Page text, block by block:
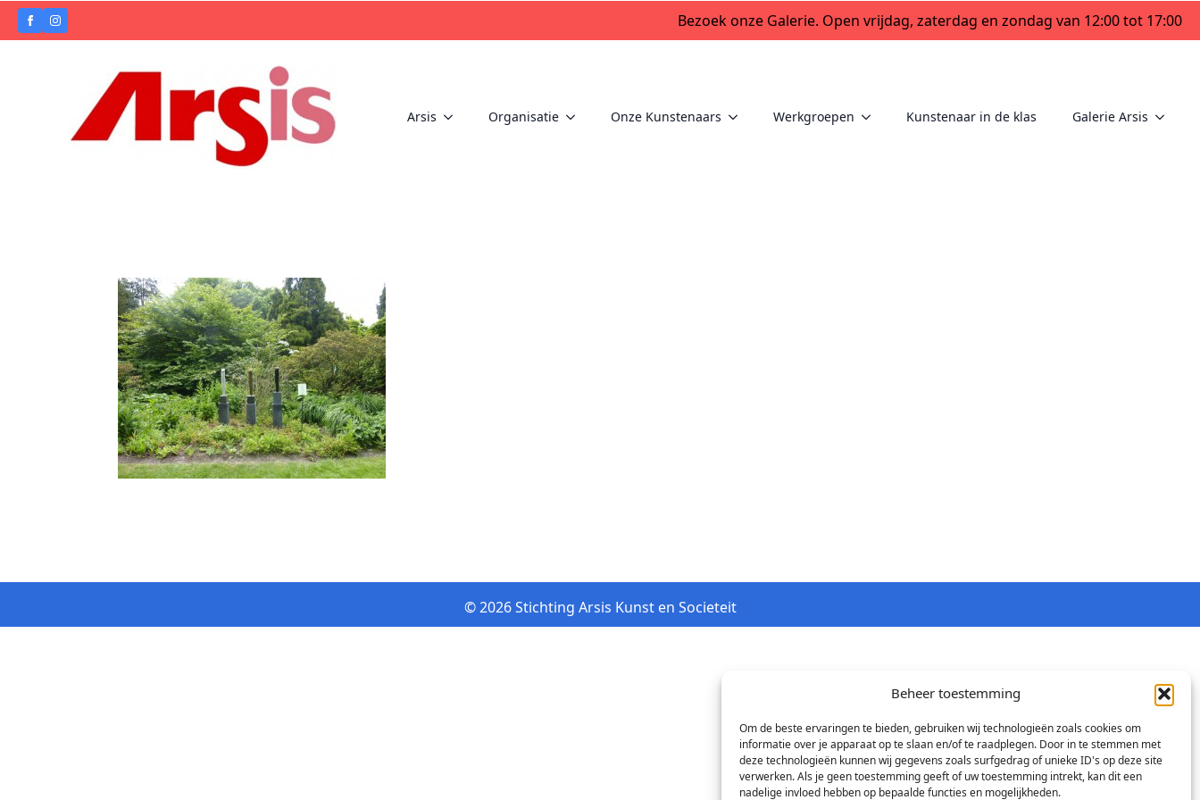
Beheer toestemming
Om de beste ervaringen te bieden, gebruiken wij technologieën zoals cookies om
informatie over je apparaat op te slaan en/of te raadplegen. Door in te stemmen met
deze technologieën kunnen wij gegevens zoals surfgedrag of unieke ID's op deze site
verwerken. Als je geen toestemming geeft of uw toestemming intrekt, kan dit een
nadelige invloed hebben op bepaalde functies en mogelijkheden.
Bezoek onze Galerie. Open vrijdag, zaterdag en zondag van 12:00 tot 17:00
Arsis Organisatie Onze Kunstenaars Werkgroepen Kunstenaar in de klas Galerie Arsis
© 2026 Stichting Arsis Kunst en Societeit